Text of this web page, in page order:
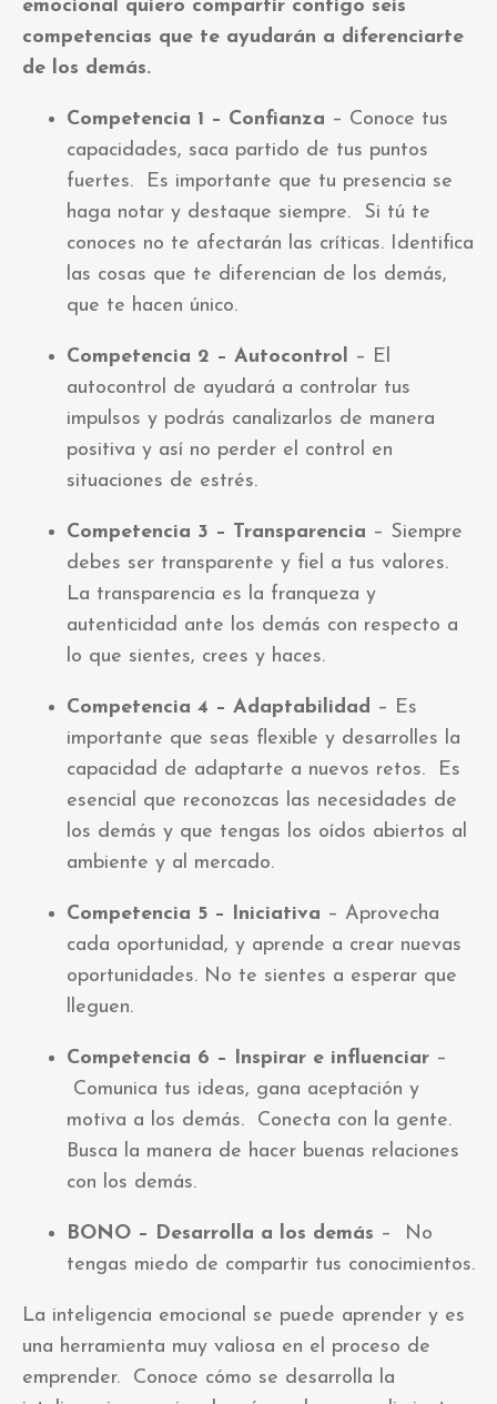
emocional quiero compartir contigo seis
competencias que te ayudarán a diferenciarte
de los demás.
Competencia 1 – Confianza – Conoce tus
capacidades, saca partido de tus puntos
fuertes. Es importante que tu presencia se
haga notar y destaque siempre. Si tú te
conoces no te afectarán las críticas. Identifica
las cosas que te diferencian de los demás,
que te hacen único.
Competencia 2 – Autocontrol – El
autocontrol de ayudará a controlar tus
impulsos y podrás canalizarlos de manera
positiva y así no perder el control en
situaciones de estrés.
Competencia 3 – Transparencia – Siempre
debes ser transparente y fiel a tus valores.
La transparencia es la franqueza y
autenticidad ante los demás con respecto a
lo que sientes, crees y haces.
Competencia 4 – Adaptabilidad – Es
importante que seas flexible y desarrolles la
capacidad de adaptarte a nuevos retos. Es
esencial que reconozcas las necesidades de
los demás y que tengas los oídos abiertos al
ambiente y al mercado.
Competencia 5 – Iniciativa – Aprovecha
cada oportunidad, y aprende a crear nuevas
oportunidades. No te sientes a esperar que
lleguen.
Competencia 6 – Inspirar e influenciar –
Comunica tus ideas, gana aceptación y
motiva a los demás. Conecta con la gente.
Busca la manera de hacer buenas relaciones
con los demás.
BONO – Desarrolla a los demás – No
tengas miedo de compartir tus conocimientos.
La inteligencia emocional se puede aprender y es
una herramienta muy valiosa en el proceso de
emprender. Conoce cómo se desarrolla la